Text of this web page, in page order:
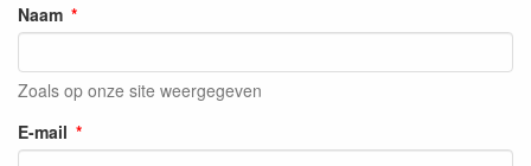
Naam
Zoals op onze site weergegeven
E-mail